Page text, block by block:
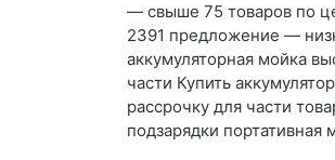
— свыше 75 товаров по
2391 предложение —
аккумуляторная мойка
части Купить
рассрочку для части
подзарядки